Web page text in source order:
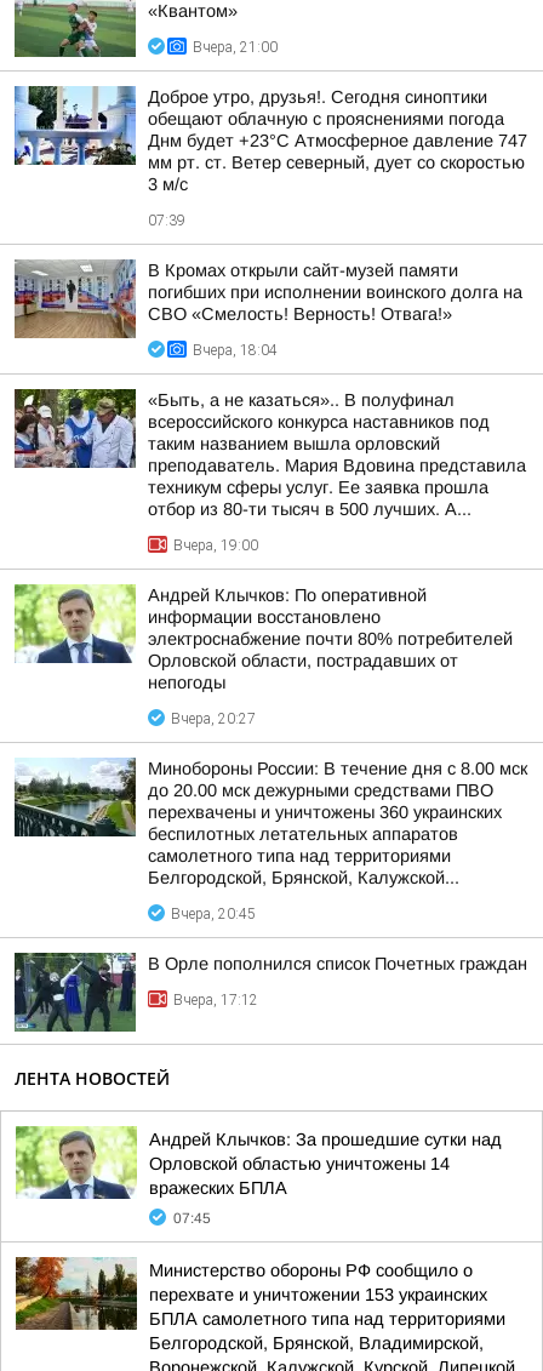
«Квантом»
Вчера, 21:00
Доброе утро, друзья!. Сегодня синоптики
обещают облачную с прояснениями погода
Днм будет +23°С Атмосферное давление 747
мм рт. ст. Ветер северный, дует со скоростью
3 м/с
07:39
В Кромах открыли сайт-музей памяти
погибших при исполнении воинского долга на
СВО «Смелость! Верность! Отвага!»
Вчера, 18:04
«Быть, а не казаться».. В полуфинал
всероссийского конкурса наставников под
таким названием вышла орловский
преподаватель. Мария Вдовина представила
техникум сферы услуг. Ее заявка прошла
отбор из 80-ти тысяч в 500 лучших. А...
Вчера, 19:00
Андрей Клычков: По оперативной
информации восстановлено
электроснабжение почти 80% потребителей
Орловской области, пострадавших от
непогоды
Вчера, 20:27
Минобороны России: В течение дня с 8.00 мск
до 20.00 мск дежурными средствами ПВО
перехвачены и уничтожены 360 украинских
беспилотных летательных аппаратов
самолетного типа над территориями
Белгородской, Брянской, Калужской...
Вчера, 20:45
В Орле пополнился список Почетных граждан
Вчера, 17:12
ЛЕНТА НОВОСТЕЙ
Андрей Клычков: За прошедшие сутки над
Орловской областью уничтожены 14
вражеских БПЛА
07:45
Министерство обороны РФ сообщило о
перехвате и уничтожении 153 украинских
БПЛА самолетного типа над территориями
Белгородской, Брянской, Владимирской,